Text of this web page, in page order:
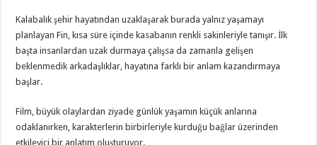
Kalabalık şehir hayatından uzaklaşarak burada yalnız yaşamayı
planlayan Fin, kısa süre içinde kasabanın renkli sakinleriyle tanışır. İlk
başta insanlardan uzak durmaya çalışsa da zamanla gelişen
beklenmedik arkadaşlıklar, hayatına farklı bir anlam kazandırmaya
başlar.
Film, büyük olaylardan ziyade günlük yaşamın küçük anlarına
odaklanırken, karakterlerin birbirleriyle kurduğu bağlar üzerinden
etkileyici bir anlatım oluşturuyor.